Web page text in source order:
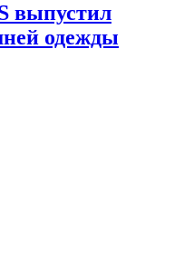
выпустил
одежды